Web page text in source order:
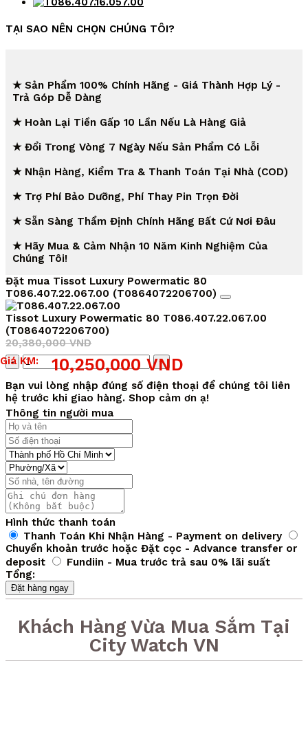
TẠI SAO NÊN CHỌN CHÚNG TÔI?
★ Sản Phẩm 100% Chính Hãng - Giá Thành Hợp Lý -
Trả Góp Dễ Dàng
★ Hoàn Lại Tiền Gấp 10 Lần Nếu Là Hàng Giả
★ Đổi Trong Vòng 7 Ngày Nếu Sản Phẩm Có Lỗi
★ Nhận Hàng, Kiểm Tra & Thanh Toán Tại Nhà (COD)
★ Trợ Phí Bảo Dưỡng, Phí Thay Pin Trọn Đời
★ Sẵn Sàng Thẩm Định Chính Hãng Bất Cứ Nơi Đâu
★ Hãy Mua & Cảm Nhận 10 Năm Kinh Nghiệm Của
Chúng Tôi!
Đặt mua Tissot Luxury Powermatic 80
T086.407.22.067.00 (T0864072206700)
Tissot Luxury Powermatic 80 T086.407.22.067.00
(T0864072206700)
20,380,000VND
Giá
gốc
là:
20,380,000 VND.
10,250,000VND
Giá
hiện
tại
là:
10,250,000 VND.
Giá KM:
Số
lượng
Bạn vui lòng nhập đúng số điện thoại để chúng tôi liên
hệ trước khi giao hàng. Shop cảm ơn ạ!
Thông tin người mua
Hình thức thanh toán
Thanh Toán Khi Nhận Hàng - Payment on delivery
Chuyển khoản trước hoặc Đặt cọc - Advance transfer or
deposit
Fundiin - Mua trước trả sau 0% lãi suất
Tổng:
Đặt hàng ngay
Khách Hàng Vừa Mua Sắm Tại
City Watch VN